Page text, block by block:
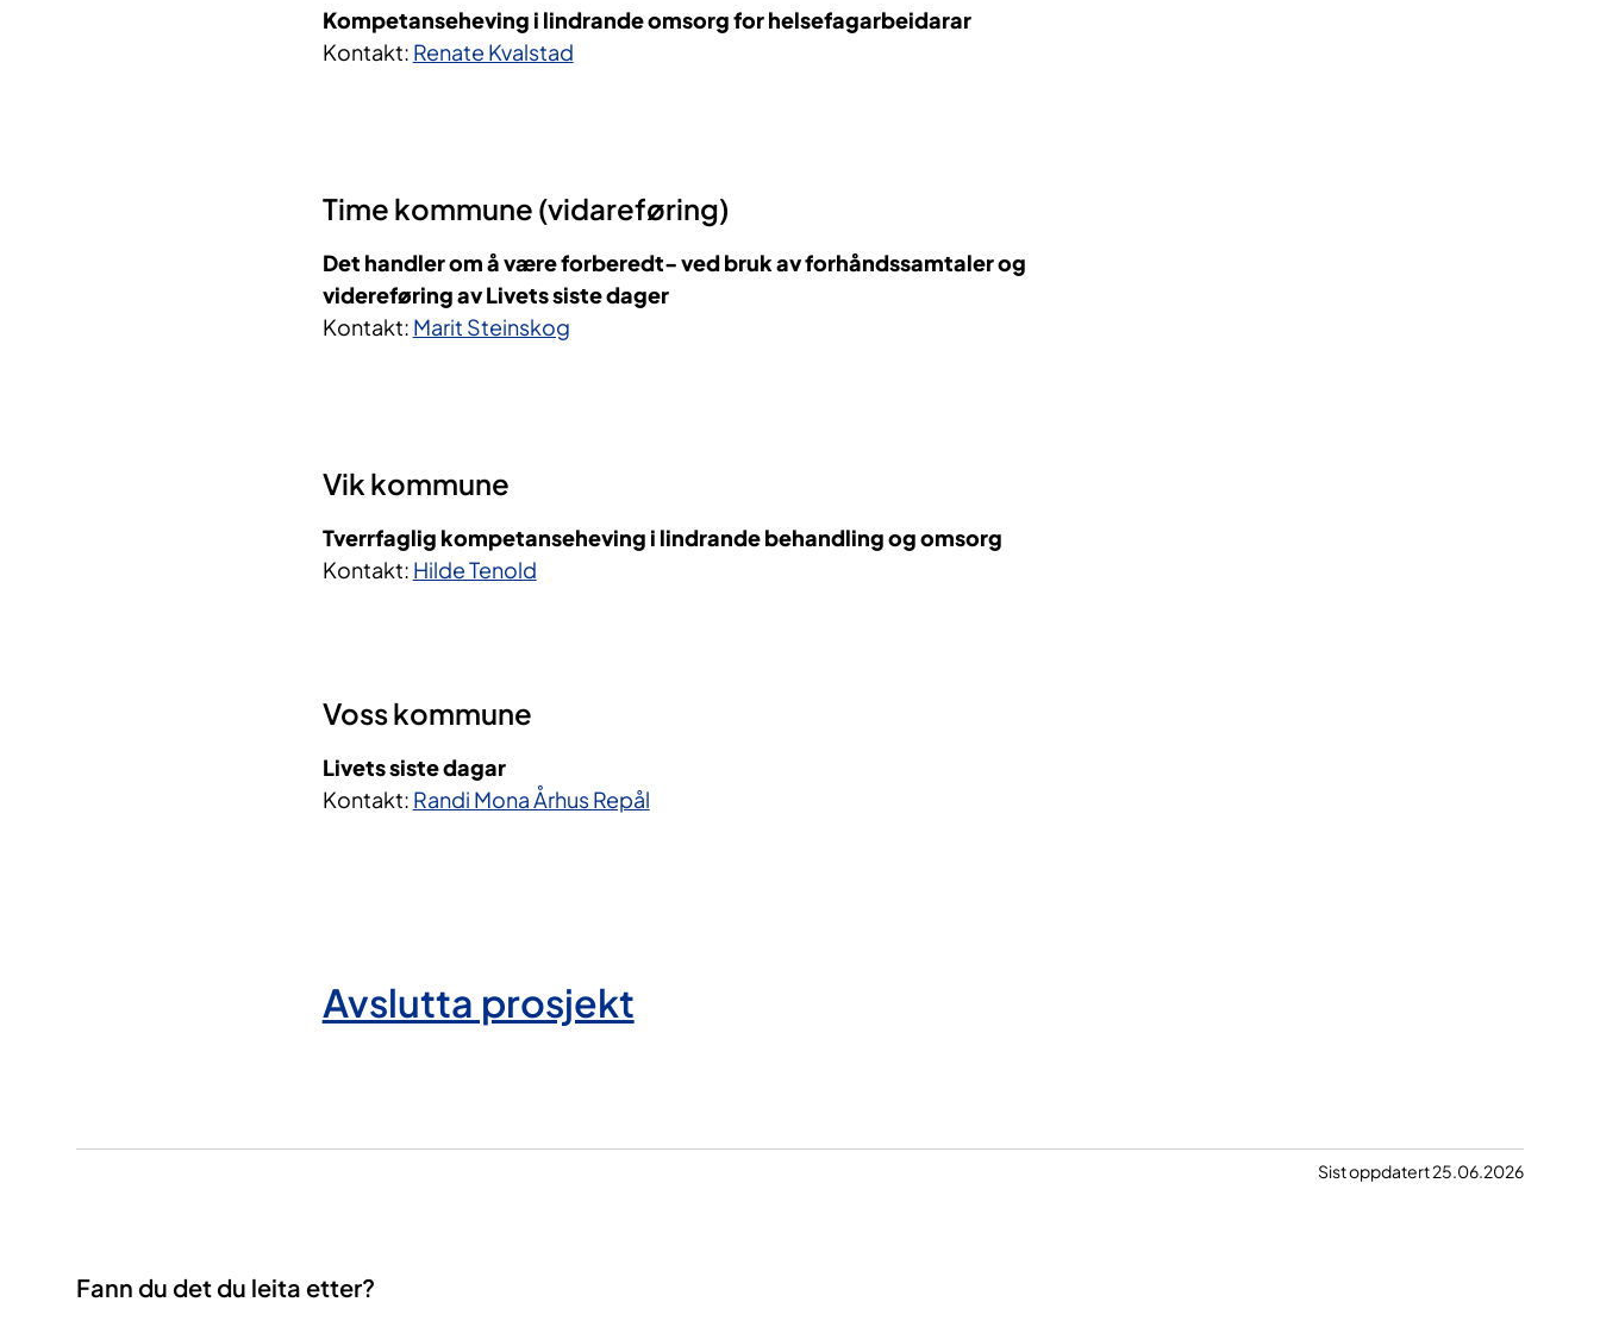
Kompetanseheving i lindrande omsorg for helsefagarbeidarar
Kontakt: Renate Kvalstad
Time kommune (vidareføring)
Det handler om å være forberedt- ved bruk av forhåndssamtaler og
videreføring av Livets siste dager
Kontakt: Marit Steinskog
Vik kommune
Tverrfaglig kompetanseheving i lindrande behandling og omsorg
Kontakt: Hilde Tenold
Voss kommune
Livets siste dagar
Kontakt: Randi Mona Århus Repål
Avslutta prosjekt
Sist oppdatert 25.06.2026
Fann du det du leita etter?